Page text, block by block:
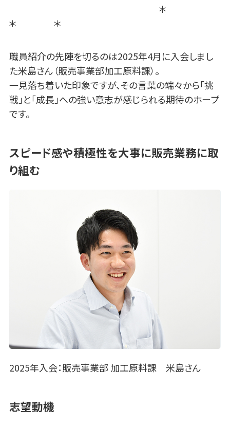
＊
＊ ＊
職員紹介の先陣を切るのは2025年4月に入会しまし
た米島さん（販売事業部加工原料課）。
一見落ち着いた印象ですが、その言葉の端々から「挑
戦」と「成長」への強い意志が感じられる期待のホープ
です。
スピード感や積極性を大事に販売業務に取
り組む
2025年入会：販売事業部 加工原料課 米島さん
志望動機